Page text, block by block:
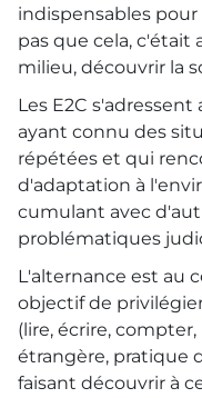
indispensables
pas que cela, c'était
milieu, découvrir la
Les E2C
ayant connu des
répétées et qui
d'adaptation à
cumulant avec
problématiques
L'alternance est au
objectif de
(lire, écrire,
étrangère, pratique
faisant découvrir à